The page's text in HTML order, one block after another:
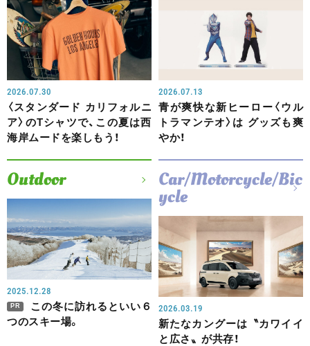
2026.07.30
〈スタンダード カリフォルニ
ア〉のTシャツで、この夏は西
海岸ムードを楽しもう！
2026.07.13
青が爽快な新ヒーロー〈ウル
トラマンテオ〉は グッズも爽
やか！
Outdoor
2025.12.28
PR
この冬に訪れるといい６
つのスキー場。
Car/Motorcycle/Bic
ycle
2026.03.19
新たなカングーは〝カワイイ
と広さ〟が共存！